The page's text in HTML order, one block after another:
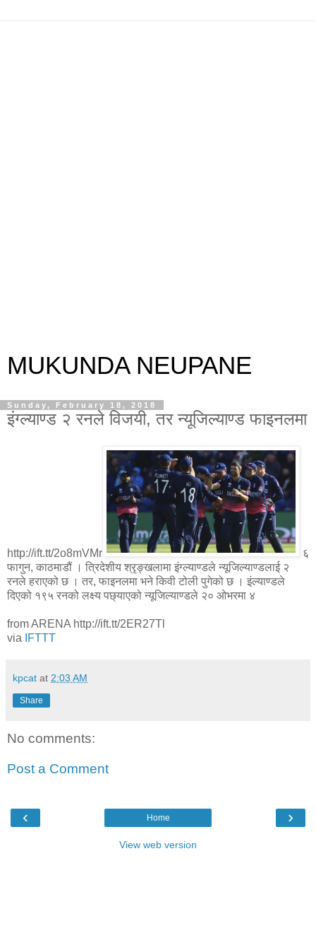
MUKUNDA NEUPANE
Sunday, February 18, 2018
इंग्ल्याण्ड २ रनले विजयी, तर न्यूजिल्याण्ड फाइनलमा
http://ift.tt/2o8mVMr
६
फागुन, काठमाडौं । त्रिदेशीय श्रृङ्खलामा इंग्ल्याण्डले न्यूजिल्याण्डलाई २
रनले हराएको छ । तर, फाइनलमा भने किवी टोली पुगेको छ । इंल्याण्डले
दिएको १९५ रनको लक्ष्य पछ्याएको न्यूजिल्याण्डले २० ओभरमा ४
from ARENA http://ift.tt/2ER27Tl
via
IFTTT
kpcat at 2:03 AM
Share
No comments:
Post a Comment
‹ ›
Home
View web version